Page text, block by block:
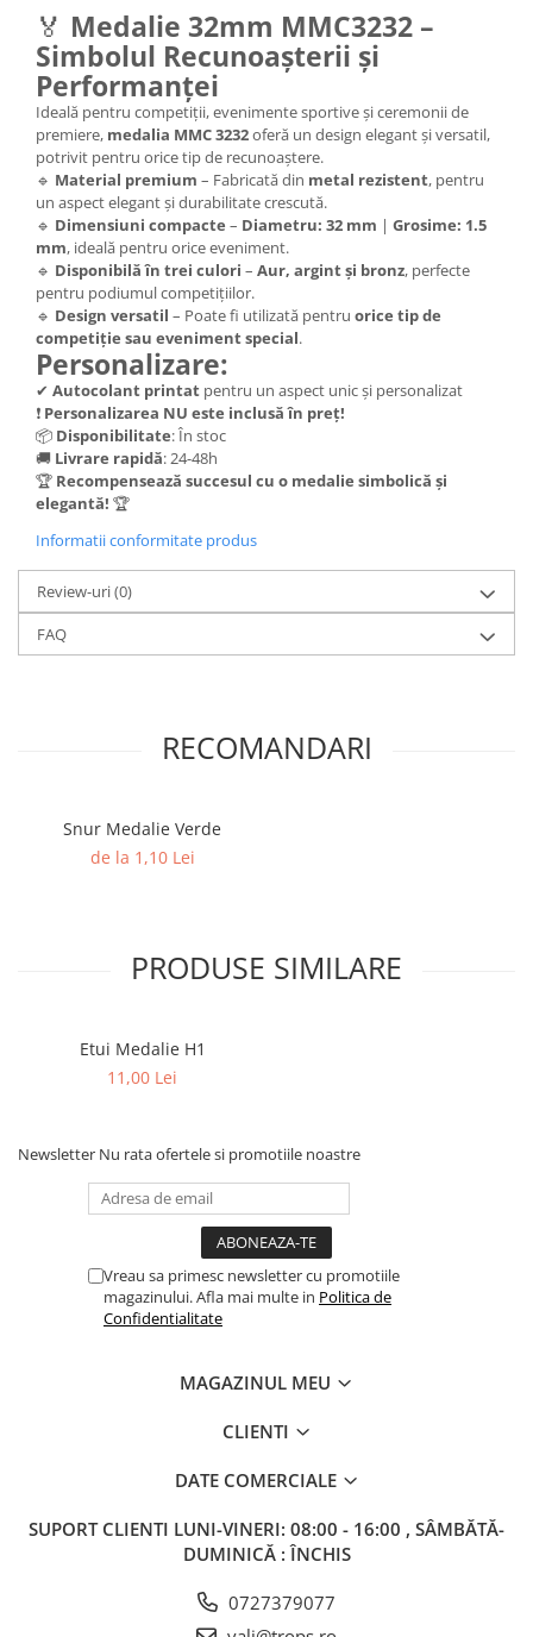
Cutii de Prezentare , Mape
Trofeu Plastic
Figurine
Figurine Rasina
Figurine Plastic
Accesorii Figurine
OUTLET
Cupe Outlet
Medalii Outlet
Trofee Outlet
Figurine Outlet
Personalizari
Produse Personalizate
Trofee Personalizate
Tematica Tricolor
Alte categorii
Columbofili
Pompieri
🏅 Medalie 32mm MMC3232 –
Simbolul Recunoașterii și
Performanței
Ideală pentru competiții, evenimente sportive și ceremonii de
premiere, medalia MMC 3232oferă un design elegant și versatil,
potrivit pentru orice tip de recunoaștere.
🔹 Material premium – Fabricată din metal rezistent, pentru
un aspect elegant și durabilitate crescută.
🔹 Dimensiuni compacte – Diametru: 32 mm | Grosime: 1.5
mm, ideală pentru orice eveniment.
🔹 Disponibilă în trei culori – Aur, argint și bronz, perfecte
pentru podiumul competițiilor.
🔹 Design versatil – Poate fi utilizată pentru orice tip de
competiție sau eveniment special.
Personalizare:
✔ Autocolant printat pentru un aspect unic și personalizat
❗ Personalizarea NU este inclusă în preț!
📦 Disponibilitate: În stoc
🚚 Livrare rapidă: 24-48h
🏆 Recompensează succesul cu o medalie simbolică și
elegantă! 🏆
Informatii conformitate produs
Review-uri(0)
FAQ
RECOMANDARI
Snur Medalie Verde
de la 1,10 Lei
PRODUSE SIMILARE
Etui Medalie H1
11,00 Lei
Newsletter Nu rata ofertele si promotiile noastre
Vreau sa primesc newsletter cu promotiile
magazinului. Afla mai multe in Politica de
Confidentialitate
MAGAZINUL MEU
CLIENTI
DATE COMERCIALE
SUPORT CLIENTI LUNI-VINERI: 08:00 - 16:00 , SÂMBĂTĂ-
DUMINICĂ : ÎNCHIS
0727379077